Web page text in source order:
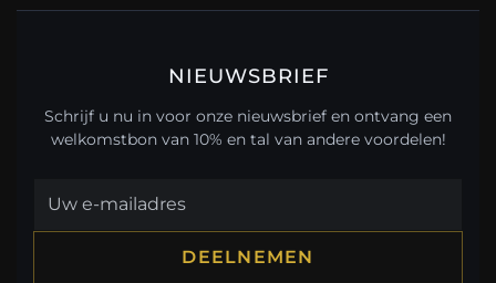
NIEUWSBRIEF
Schrijf u nu in voor onze nieuwsbrief en ontvang een
welkomstbon van 10% en tal van andere voordelen!
DEELNEMEN